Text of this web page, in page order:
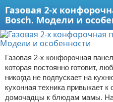
Газовая 2-х
Bosch. Модели и
Газовая 2-х конфорочная
которая постоянно готовит,
никогда не подпускает на
кухонная техника привыкает к
домочадцы к блюдам мамы.